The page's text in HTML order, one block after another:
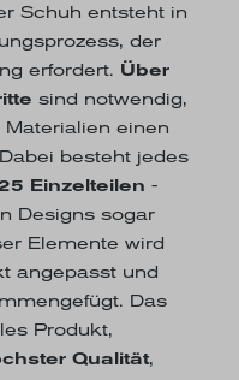
Schuh entsteht in
der
erfordert. Über
sind notwendig,
einen
besteht jedes
Einzelteilen -
Designs sogar
Elemente wird
angepasst und
Das
Produkt,
Qualität,